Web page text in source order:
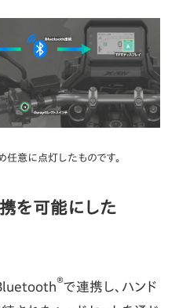
意に点灯したものです。
を可能にした
®で連携し、ハンド